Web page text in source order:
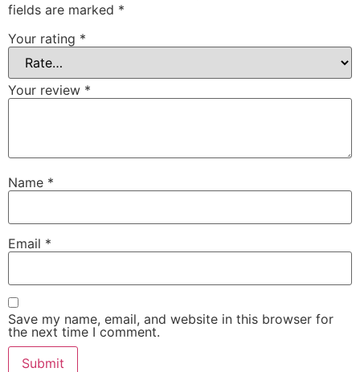
fields are marked *
Your rating *
Your review *
Name *
Email *
Save my name, email, and website in this browser for
the next time I comment.